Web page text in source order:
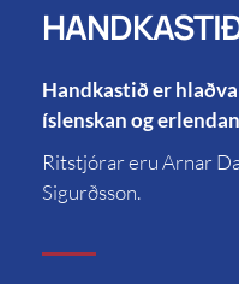
Handkastið er
íslenskan og
Ritstjórar eru Arnar
Sigurðsson.